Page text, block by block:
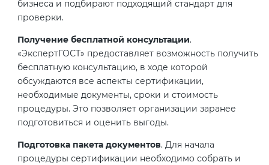
бизнеса и подбирают подходящий стандарт для
проверки.
Получение бесплатной консультации.
«ЭкспертГОСТ» предоставляет возможность получить
бесплатную консультацию, в ходе которой
обсуждаются все аспекты сертификации,
необходимые документы, сроки и стоимость
процедуры. Это позволяет организации заранее
подготовиться и оценить выгоды.
Подготовка пакета документов. Для начала
процедуры сертификации необходимо собрать и